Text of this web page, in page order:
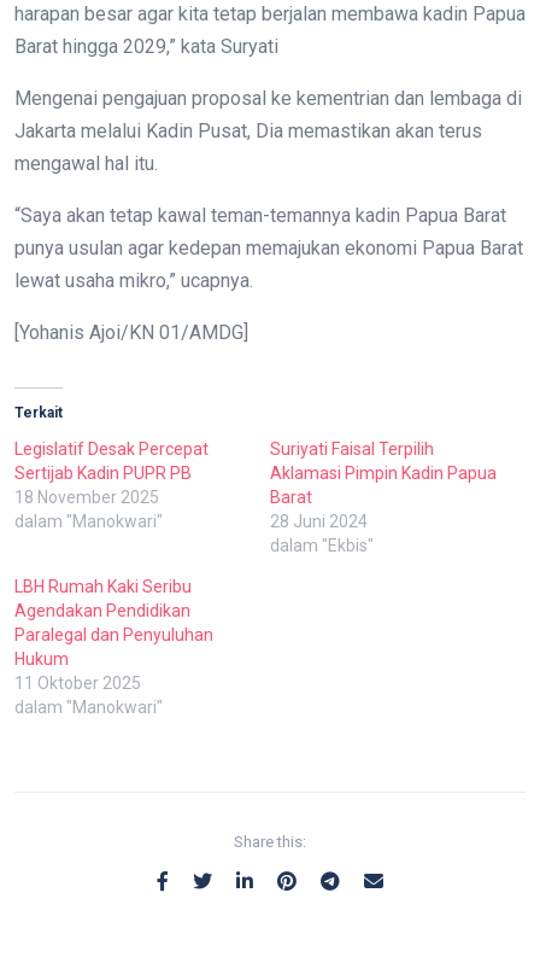
harapan besar agar kita tetap berjalan membawa kadin Papua
Barat hingga 2029,” kata Suryati
Mengenai pengajuan proposal ke kementrian dan lembaga di
Jakarta melalui Kadin Pusat, Dia memastikan akan terus
mengawal hal itu.
“Saya akan tetap kawal teman-temannya kadin Papua Barat
punya usulan agar kedepan memajukan ekonomi Papua Barat
lewat usaha mikro,” ucapnya.
[Yohanis Ajoi/KN 01/AMDG]
Terkait
Legislatif Desak Percepat
Sertijab Kadin PUPR PB
18 November 2025
dalam "Manokwari"
Suriyati Faisal Terpilih
Aklamasi Pimpin Kadin Papua
Barat
28 Juni 2024
dalam "Ekbis"
LBH Rumah Kaki Seribu
Agendakan Pendidikan
Paralegal dan Penyuluhan
Hukum
11 Oktober 2025
dalam "Manokwari"
Share this: